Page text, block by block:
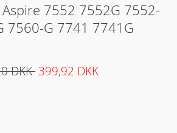
7552 7552G 7552-
7560-G 7741 7741G
DKK 399,92 DKK